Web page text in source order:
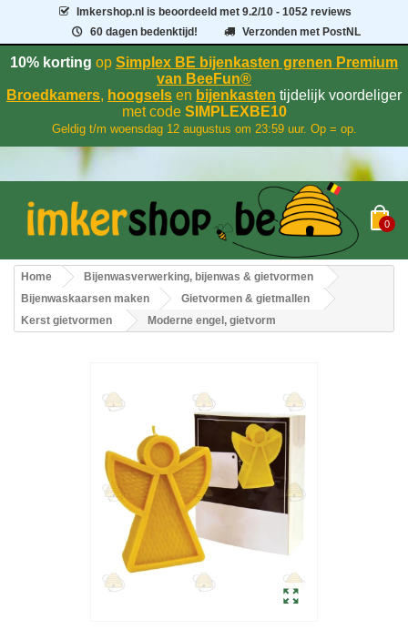
Imkershop.nl is beoordeeld met9.2/10 - 1052 reviews
60 dagen bedenktijd!
Verzonden met PostNL
10% korting op Simplex BE bijenkasten grenen Premium
van BeeFun®
Broedkamers, hoogsels en bijenkasten tijdelijk voordeliger
met codeSIMPLEXBE10
Geldig t/m woensdag 12 augustus om 23:59 uur. Op = op.
0
Home
Bijenwasverwerking, bijenwas & gietvormen
Bijenwaskaarsen maken
Gietvormen & gietmallen
Kerst gietvormen
Moderne engel, gietvorm